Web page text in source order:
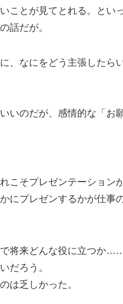
とが見てとれる。とい
話だが。
、なにをどう主張したら
いのだが、感情的な「お
こそプレゼンテーション
にプレゼンするかが仕事
将来どんな役に立つか
だろう。
は乏しかった。